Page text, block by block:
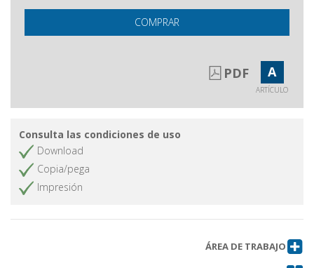
COMPRAR
PDF A
ARTÍCULO
Consulta las condiciones de uso
Download
Copia/pega
Impresión
ÁREA DE TRABAJO